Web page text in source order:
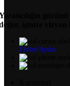
işinize vizyon
Efeler/Aydın